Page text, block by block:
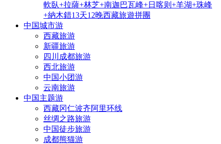
軟臥+拉薩+林芝+南迦巴瓦峰+日喀则+羊湖+珠峰
+納木錯13天12晚西藏旅遊拼團
中国城市游
西藏旅游
新疆旅游
四川成都旅游
西北旅游
中国小团游
云南旅游
中国主题游
西藏冈仁波齐阿里环线
丝绸之路旅游
中国徒步旅游
成都熊猫游